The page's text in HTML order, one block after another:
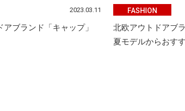
2023.03.11
アブランド「キャップ」
FASHION
北欧アウトドアブ
夏モデルからおす